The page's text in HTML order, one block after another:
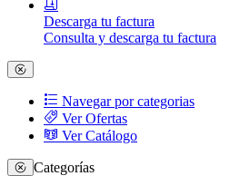
Descarga tu factura
Consulta y descarga tu factura
Navegar por categorias
Ver Ofertas
Ver Catálogo
Categorías